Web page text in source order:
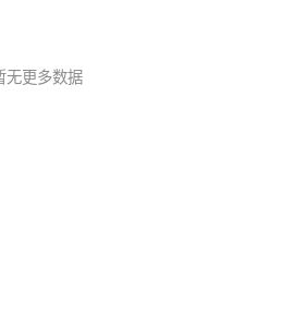
采用W3C标准，内置自定义样...
无更多数据